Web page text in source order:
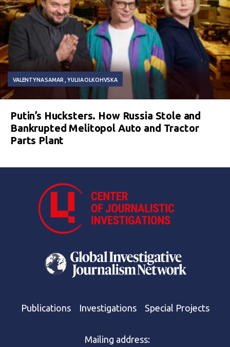
VALENTYNA SAMAR YULIIA OLKOHVSKA
Putin’s Hucksters. How Russia Stole and
Bankrupted Melitopol Auto and Tractor
Parts Plant
Publications Investigations Special Projects
Mailing address: